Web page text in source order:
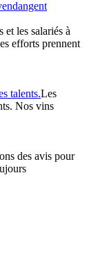
et les salariés à
efforts prennent
Les
Nos vins
des avis pour